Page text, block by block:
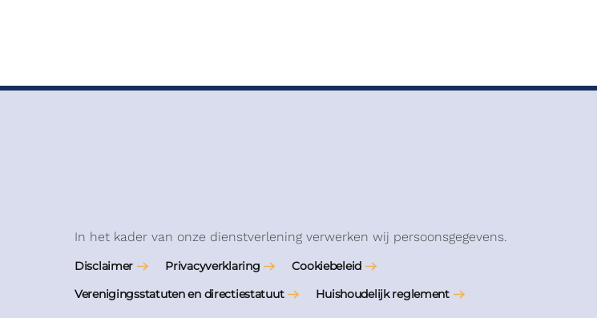
In het kader van onze dienstverlening verwerken wij persoonsgegevens.
Disclaimer Privacyverklaring
Cookiebeleid
Verenigingsstatuten en directiestatuut
Huishoudelijk reglement